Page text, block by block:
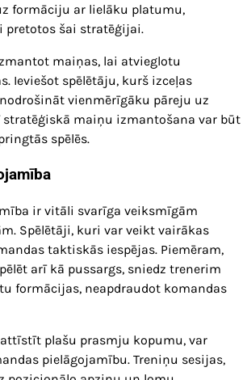
formāciju ar lielāku platumu,
pretotos šai stratēģijai.
maiņas, lai atvieglotu
Ieviešot spēlētāju, kurš izceļas
vienmērīgāku pāreju uz
maiņu izmantošana var būt
spēlēs.
ir vitāli svarīga veiksmīgām
Spēlētāji, kuri var veikt vairākas
taktiskās iespējas. Piemēram,
arī kā pussargs, sniedz trenerim
formācijas, neapdraudot komandas
plašu prasmju kopumu, var
pielāgojamību. Treniņu sesijas,